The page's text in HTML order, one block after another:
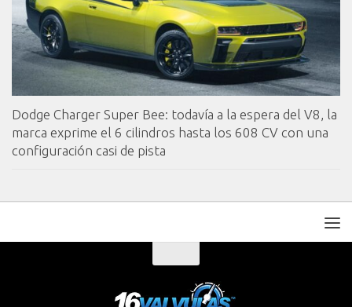
Dodge Charger Super Bee: todavía a la espera del V8, la
marca exprime el 6 cilindros hasta los 608 CV con una
configuración casi de pista